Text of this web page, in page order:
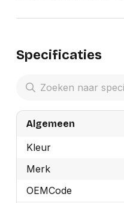
Specificaties
Algemeen
Kleur
Merk
OEMCode